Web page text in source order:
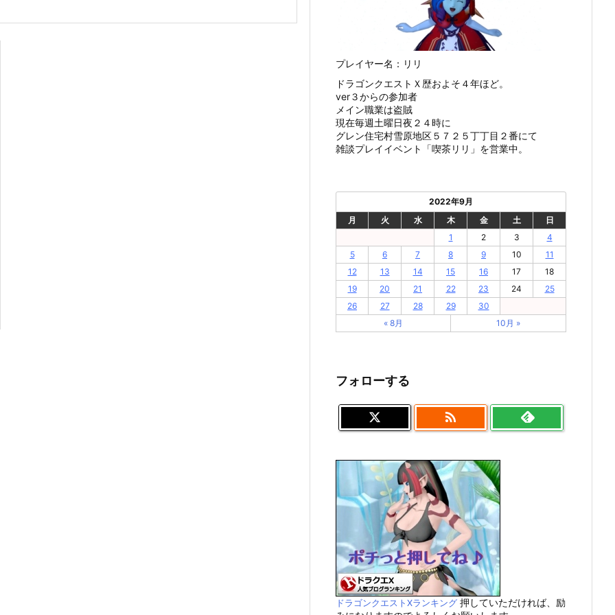
プレイヤー名：リリ
ドラゴンクエストＸ歴およそ４年ほど。
ver３からの参加者
メイン職業は盗賊
現在毎週土曜日夜２４時に
グレン住宅村雪原地区５７２５丁丁目２番にて
雑談プレイイベント「喫茶リリ」を営業中。
2022年9月
月
火 水 木 金 土
日
1
2 3
4
5
6 7 8 9 10
11
12
13 14 15 16 17
18
19
20 21 22 23 24
25
26
27 28 29
30
« 8月
10月 »
フォローする

ドラゴンクエストXランキング 押していただければ、励